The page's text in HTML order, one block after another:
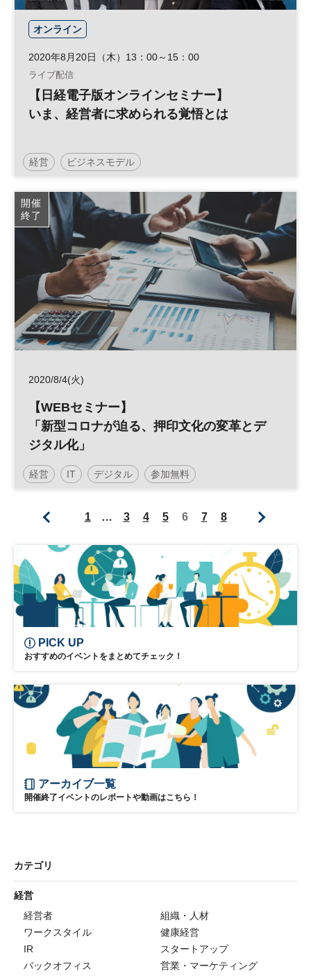
オンライン
2020年8月20日（木）13：00～15：00
ライブ配信
【日経電子版オンラインセミナー】
いま、経営者に求められる覚悟とは
経営 ビジネスモデル
デジタルトランスフォーメーション
日経オンラインセミナー
開催
終了
2020/8/4(火)
【WEBセミナー】
「新型コロナが迫る、押印文化の変革とデ
ジタル化」
経営 IT デジタル 参加無料
1 … 3 4 5 6 7 8
PICK UP
おすすめのイベントをまとめてチェック！
アーカイブ一覧
開催終了イベントのレポートや動画はこちら！
カテゴリ
経営
経営者
組織・人材
ワークスタイル
健康経営
IR
スタートアップ
バックオフィス
営業・マーケティング